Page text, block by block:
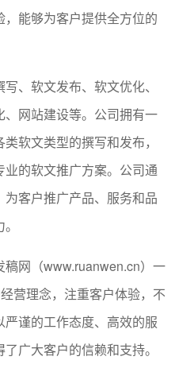
能够为客户提供全方位的
、软文发布、软文优化、
网站建设等。公司拥有一
软文类型的撰写和发布，
的软文推广方案。公司通
客户推广产品、服务和品
网（www.ruanwen.cn）一
营理念，注重客户体验，不
谨的工作态度、高效的服
广大客户的信赖和支持。